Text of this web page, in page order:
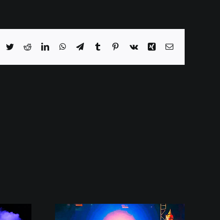
TwitterRedditLinkedInWhatsApp
TelegramTumblr Pinterest
Vk XingE-